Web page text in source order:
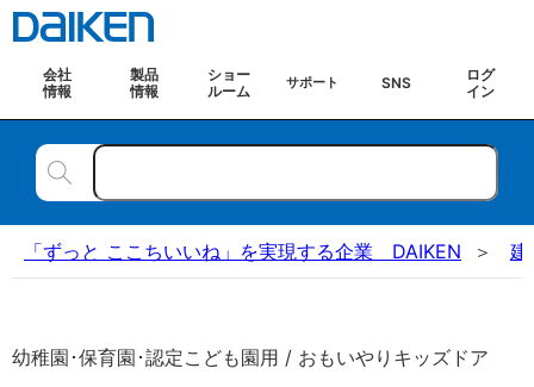
会社
情報
製品
情報
ショー
ルーム
サポート SNS
ログ
イン
「ずっと ここちいいね」を実現する企業 DAIKEN 建
幼稚園･保育園･認定こども園用 / おもいやりキッズドア